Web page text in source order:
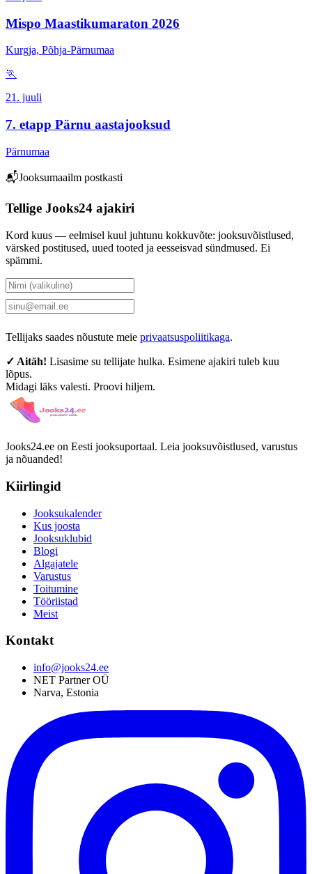
Mispo Maastikumaraton 2026
Kurgja, Põhja-Pärnumaa
🏃
21. juuli
7. etapp Pärnu aastajooksud
Pärnumaa
📬Jooksumaailm postkasti
Tellige Jooks24 ajakiri
Kord kuus — eelmisel kuul juhtunu kokkuvõte: jooksuvõistlused,
värsked postitused, uued tooted ja eesseisvad sündmused. Ei
spämmi.
Tellijaks saades nõustute meie privaatsuspoliitikaga.
✓ Aitäh! Lisasime su tellijate hulka. Esimene ajakiri tuleb kuu
lõpus.
Midagi läks valesti. Proovi hiljem.
Jooks24.ee on Eesti jooksuportaal. Leia jooksuvõistlused, varustus
ja nõuanded!
Kiirlingid
Jooksukalender
Kus joosta
Jooksuklubid
Blogi
Algajatele
Varustus
Toitumine
Tööriistad
Meist
Kontakt
info@jooks24.ee
NET Partner OÜ
Narva, Estonia